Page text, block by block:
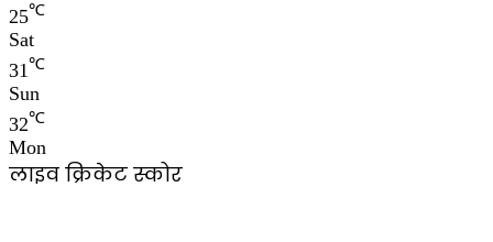
25℃
Sat
31℃
Sun
32℃
Mon
लाइव क्रिकेट स्कोर